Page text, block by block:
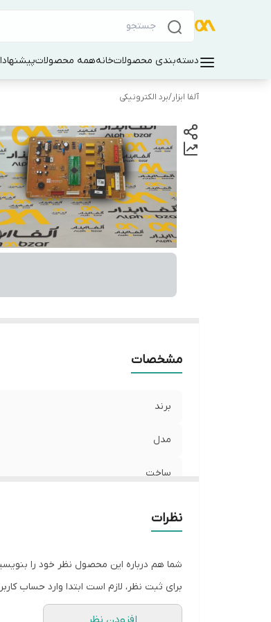
دسته‌بندی محصولاتخانههمه محصولات
آلفا ابزار/برد الکترونیکی
مشخصات
برند
مدل
ساخت
نظرات
شما هم درباره این محصول نظر خود را
برای ثبت نظر، لازم است ابتدا وارد حساب